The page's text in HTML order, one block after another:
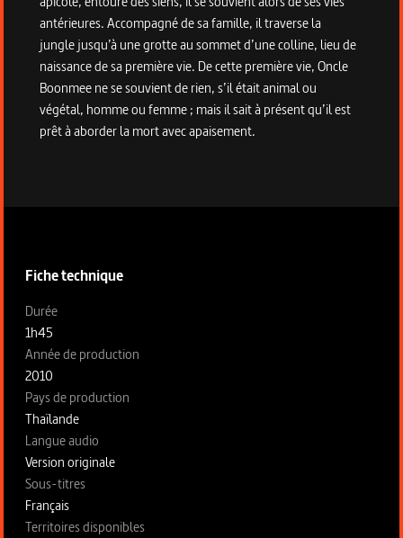
antérieures. Accompagné de sa famille, il traverse la
jungle jusqu’à une grotte au sommet d’une colline, lieu de
naissance de sa première vie. De cette première vie, Oncle
Boonmee ne se souvient de rien, s’il était animal ou
végétal, homme ou femme ; mais il sait à présent qu’il est
prêt à aborder la mort avec apaisement.
Fiche technique
Fiche technique section gauche
Durée
1h45
Année de production
2010
Pays de production
Thaïlande
Langue audio
Version originale
Sous-titres
Français
Territoires disponibles